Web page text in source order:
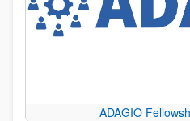
ADAGIO